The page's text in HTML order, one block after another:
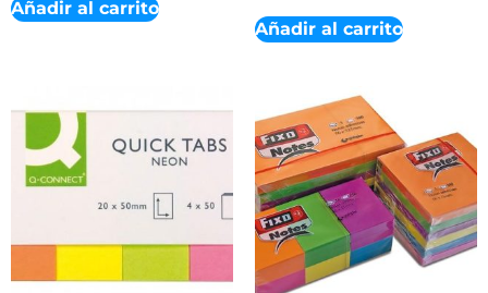
Añadir al carrito
Añadir al carrito